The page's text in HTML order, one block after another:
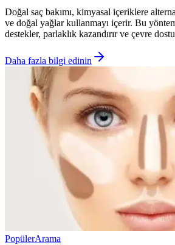
Doğal saç bakımı, kimyasal içeriklere
ve doğal yağlar kullanmayı içerir. Bu
destekler, parlaklık kazandırır ve çevre
Daha fazla bilgi edinin
PopülerArama